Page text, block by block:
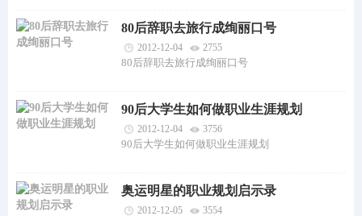
80后辞职去旅行成绚丽口号
2012-12-04 2755
80后辞职去旅行成绚丽口号
90后大学生如何做职业生涯规划
2012-12-04 3756
90后大学生如何做职业生涯规划
奥运明星的职业规划启示录
2012-12-05 3554